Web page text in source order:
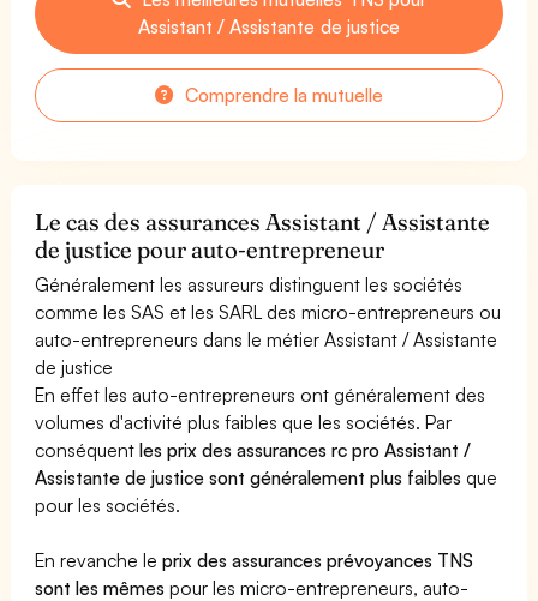
Assistant / Assistante de justice
Comprendre la mutuelle
Le cas des assurances Assistant / Assistante
de justice pour auto-entrepreneur
Généralement les assureurs distinguent les sociétés
comme les SAS et les SARL des micro-entrepreneurs ou
auto-entrepreneurs dans le métier Assistant / Assistante
de justice
En effet les auto-entrepreneurs ont généralement des
volumes d'activité plus faibles que les sociétés. Par
conséquentles prix des assurances rc pro Assistant /
Assistante de justice sont généralement plus faibles que
pour les sociétés.
En revanche leprix des assurances prévoyances TNS
sont les mêmes pour les micro-entrepreneurs, auto-